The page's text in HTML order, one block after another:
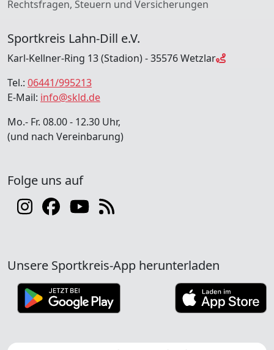
Rechtsfragen, Steuern und Versicherungen
Sportkreis Lahn-Dill e.V.
Karl-Kellner-Ring 13 (Stadion) - 35576 Wetzlar
Tel.: 06441/995213
E-Mail: info@skld.de
Mo.- Fr. 08.00 - 12.30 Uhr,
(und nach Vereinbarung)
Folge uns auf
Unsere Sportkreis-App herunterladen